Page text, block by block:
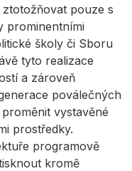
pouze s
prominentními
školy či Sboru
tyto realizace
a zároveň
poválečných
vystavěné
prostředky.
programově
kromě